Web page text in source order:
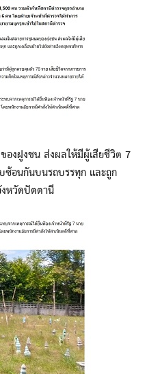
องฝูงชน ส่งผลให้มีผู้เสียชีวิต 7
อนกันบนรถบรรทุก และถูก
งหวัดปัตตานี